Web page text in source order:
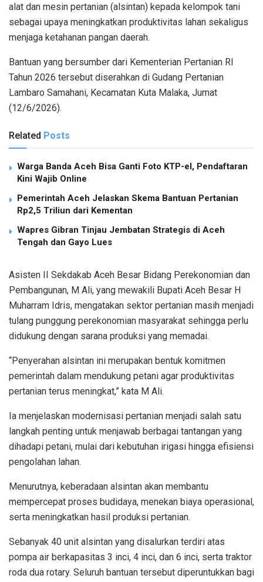
alat dan mesin pertanian (alsintan) kepada kelompok tani
sebagai upaya meningkatkan produktivitas lahan sekaligus
menjaga ketahanan pangan daerah.
Bantuan yang bersumber dari Kementerian Pertanian RI
Tahun 2026 tersebut diserahkan di Gudang Pertanian
Lambaro Samahani, Kecamatan Kuta Malaka, Jumat
(12/6/2026).
Related Posts
Warga Banda Aceh Bisa Ganti Foto KTP-el, Pendaftaran
Kini Wajib Online
Pemerintah Aceh Jelaskan Skema Bantuan Pertanian
Rp2,5 Triliun dari Kementan
Wapres Gibran Tinjau Jembatan Strategis di Aceh
Tengah dan Gayo Lues
Asisten II Sekdakab Aceh Besar Bidang Perekonomian dan
Pembangunan, M Ali, yang mewakili Bupati Aceh Besar H
Muharram Idris, mengatakan sektor pertanian masih menjadi
tulang punggung perekonomian masyarakat sehingga perlu
didukung dengan sarana produksi yang memadai.
“Penyerahan alsintan ini merupakan bentuk komitmen
pemerintah dalam mendukung petani agar produktivitas
pertanian terus meningkat,” kata M Ali.
Ia menjelaskan modernisasi pertanian menjadi salah satu
langkah penting untuk menjawab berbagai tantangan yang
dihadapi petani, mulai dari kebutuhan irigasi hingga efisiensi
pengolahan lahan.
Menurutnya, keberadaan alsintan akan membantu
mempercepat proses budidaya, menekan biaya operasional,
serta meningkatkan hasil produksi pertanian.
Sebanyak 40 unit alsintan yang disalurkan terdiri atas
pompa air berkapasitas 3 inci, 4 inci, dan 6 inci, serta traktor
roda dua rotary. Seluruh bantuan tersebut diperuntukkan bagi